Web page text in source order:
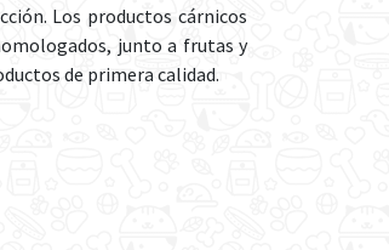
Los productos cárnicos
junto a frutas y
de primera calidad.